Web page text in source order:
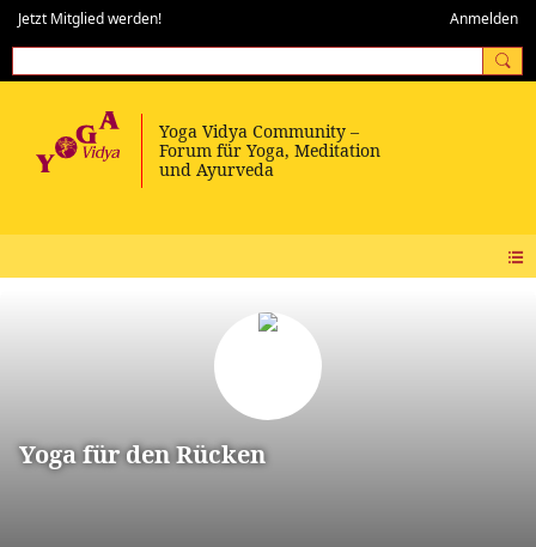
Jetzt Mitglied werden! Anmelden
Yoga für den Rücken